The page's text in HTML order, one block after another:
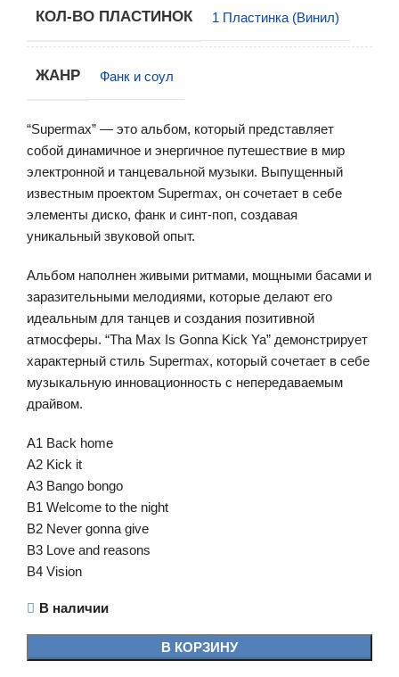
КОЛ-ВО ПЛАСТИНОК 1 Пластинка (Винил)
ЖАНР Фанк и соул
“Supermax” — это альбом, который представляет
собой динамичное и энергичное путешествие в мир
электронной и танцевальной музыки. Выпущенный
известным проектом Supermax, он сочетает в себе
элементы диско, фанк и синт-поп, создавая
уникальный звуковой опыт.
Альбом наполнен живыми ритмами, мощными басами и
заразительными мелодиями, которые делают его
идеальным для танцев и создания позитивной
атмосферы. “Tha Max Is Gonna Kick Ya” демонстрирует
характерный стиль Supermax, который сочетает в себе
музыкальную инновационность с непередаваемым
драйвом.
A1 Back home
A2 Kick it
A3 Bango bongo
B1 Welcome to the night
B2 Never gonna give
B3 Love and reasons
B4 Vision
В наличии
В КОРЗИНУ